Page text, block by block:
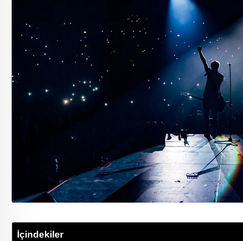
İçindekiler